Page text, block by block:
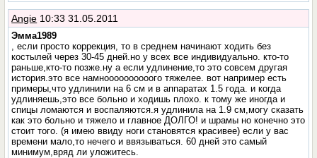
Angie 10:33 31.05.2011
Эмма1989
, если просто коррекция, то в среднем начинают ходить без
костылей через 30-45 дней.но у всех все индивидуально. кто-то
раньше,кто-то позже.ну а если удлинение,то это совсем другая
история.это все намноооооооооого тяжелее. вот например есть
примеры,что удлинили на 6 см и в аппаратах 1.5 года. и когда
удлиняешь,это все больно и ходишь плохо. к тому же иногда и
спицы ломаются и воспаляются.я удлинила на 1.9 см,могу сказать
как это больно и тяжело и главное ДОЛГО! и шрамы но конечно это
стоит того. (я имею ввиду ноги становятся красивее) если у вас
времени мало,то нечего и ввязываться. 60 дней это самый
минимум,вряд ли уложитесь.